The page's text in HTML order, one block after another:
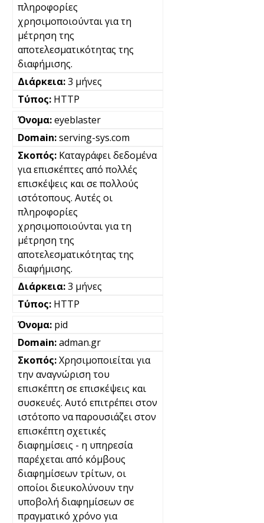
πληροφορίες
χρησιμοποιούνται για τη
μέτρηση της
αποτελεσματικότητας της
διαφήμισης.
3 μήνες
HTTP
eyeblaster
serving-sys.com
Καταγράφει δεδομένα
για επισκέπτες από πολλές
επισκέψεις και σε πολλούς
ιστότοπους. Αυτές οι
πληροφορίες
χρησιμοποιούνται για τη
μέτρηση της
αποτελεσματικότητας της
διαφήμισης.
3 μήνες
HTTP
pid
adman.gr
Χρησιμοποιείται για
την αναγνώριση του
επισκέπτη σε επισκέψεις και
συσκευές. Αυτό επιτρέπει στον
ιστότοπο να παρουσιάζει στον
επισκέπτη σχετικές
διαφημίσεις - η υπηρεσία
παρέχεται από κόμβους
διαφημίσεων τρίτων, οι
οποίοι διευκολύνουν την
υποβολή διαφημίσεων σε
πραγματικό χρόνο για